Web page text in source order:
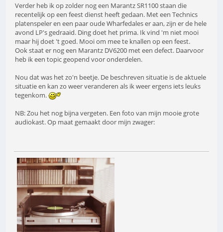
Verder heb ik op zolder nog een Marantz SR1100 staan die
recentelijk op een feest dienst heeft gedaan. Met een Technics
platenspeler en een paar oude Wharfedales er aan, zijn er de hele
avond LP's gedraaid. Ding doet het prima. Ik vind 'm niet mooi
maar hij doet 't goed. Mooi om mee te knallen op een feest.
Ook staat er nog een Marantz DV6200 met een defect. Daarvoor
heb ik een topic geopend voor onderdelen.
Nou dat was het zo'n beetje. De beschreven situatie is de aktuele
situatie en kan zo weer veranderen als ik weer ergens iets leuks
tegenkom.
NB: Zou het nog bijna vergeten. Een foto van mijn mooie grote
audiokast. Op maat gemaakt door mijn zwager: